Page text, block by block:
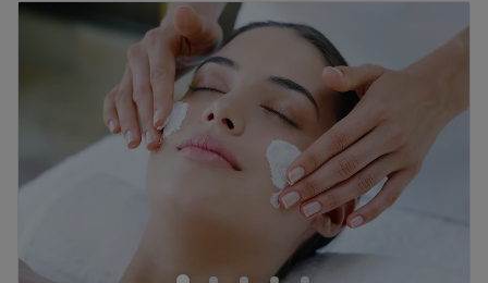
Mittwoch
09:00
09:00–19:30
Freitag
09:00–
Samstag
09:00 –18:00
Sonntag
Geschlossen
Umwerfende Nageldesigns und umfangreiche
Nagelpflege bekommst du bei Linh Nails in Bremerhaven.
Sei es klassische Maniküre und Pediküre, kratzfeste
Shellac, Nagelmodellage oder schöne Designs – das